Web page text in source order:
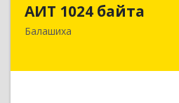
АИТ 1024 байта
Балашиха